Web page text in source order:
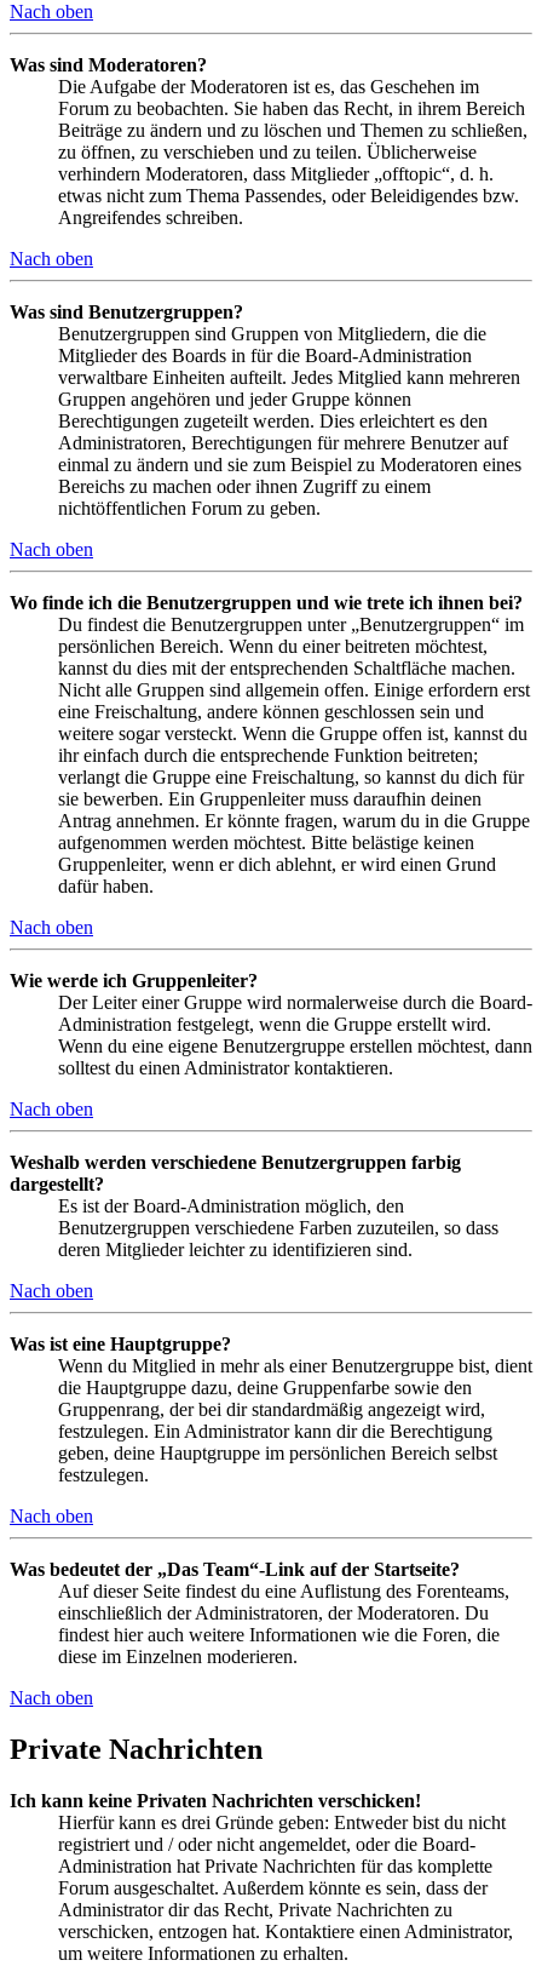
Nach oben
Was sind Moderatoren?
Die Aufgabe der Moderatoren ist es, das Geschehen im
Forum zu beobachten. Sie haben das Recht, in ihrem Bereich
Beiträge zu ändern und zu löschen und Themen zu schließen,
zu öffnen, zu verschieben und zu teilen. Üblicherweise
verhindern Moderatoren, dass Mitglieder „offtopic“, d. h.
etwas nicht zum Thema Passendes, oder Beleidigendes bzw.
Angreifendes schreiben.
Nach oben
Was sind Benutzergruppen?
Benutzergruppen sind Gruppen von Mitgliedern, die die
Mitglieder des Boards in für die Board-Administration
verwaltbare Einheiten aufteilt. Jedes Mitglied kann mehreren
Gruppen angehören und jeder Gruppe können
Berechtigungen zugeteilt werden. Dies erleichtert es den
Administratoren, Berechtigungen für mehrere Benutzer auf
einmal zu ändern und sie zum Beispiel zu Moderatoren eines
Bereichs zu machen oder ihnen Zugriff zu einem
nichtöffentlichen Forum zu geben.
Nach oben
Wo finde ich die Benutzergruppen und wie trete ich ihnen bei?
Du findest die Benutzergruppen unter „Benutzergruppen“ im
persönlichen Bereich. Wenn du einer beitreten möchtest,
kannst du dies mit der entsprechenden Schaltfläche machen.
Nicht alle Gruppen sind allgemein offen. Einige erfordern erst
eine Freischaltung, andere können geschlossen sein und
weitere sogar versteckt. Wenn die Gruppe offen ist, kannst du
ihr einfach durch die entsprechende Funktion beitreten;
verlangt die Gruppe eine Freischaltung, so kannst du dich für
sie bewerben. Ein Gruppenleiter muss daraufhin deinen
Antrag annehmen. Er könnte fragen, warum du in die Gruppe
aufgenommen werden möchtest. Bitte belästige keinen
Gruppenleiter, wenn er dich ablehnt, er wird einen Grund
dafür haben.
Nach oben
Wie werde ich Gruppenleiter?
Der Leiter einer Gruppe wird normalerweise durch die Board-
Administration festgelegt, wenn die Gruppe erstellt wird.
Wenn du eine eigene Benutzergruppe erstellen möchtest, dann
solltest du einen Administrator kontaktieren.
Nach oben
Weshalb werden verschiedene Benutzergruppen farbig
dargestellt?
Es ist der Board-Administration möglich, den
Benutzergruppen verschiedene Farben zuzuteilen, so dass
deren Mitglieder leichter zu identifizieren sind.
Nach oben
Was ist eine Hauptgruppe?
Wenn du Mitglied in mehr als einer Benutzergruppe bist, dient
die Hauptgruppe dazu, deine Gruppenfarbe sowie den
Gruppenrang, der bei dir standardmäßig angezeigt wird,
festzulegen. Ein Administrator kann dir die Berechtigung
geben, deine Hauptgruppe im persönlichen Bereich selbst
festzulegen.
Nach oben
Was bedeutet der „Das Team“-Link auf der Startseite?
Auf dieser Seite findest du eine Auflistung des Forenteams,
einschließlich der Administratoren, der Moderatoren. Du
findest hier auch weitere Informationen wie die Foren, die
diese im Einzelnen moderieren.
Nach oben
Private Nachrichten
Ich kann keine Privaten Nachrichten verschicken!
Hierfür kann es drei Gründe geben: Entweder bist du nicht
registriert und / oder nicht angemeldet, oder die Board-
Administration hat Private Nachrichten für das komplette
Forum ausgeschaltet. Außerdem könnte es sein, dass der
Administrator dir das Recht, Private Nachrichten zu
verschicken, entzogen hat. Kontaktiere einen Administrator,
um weitere Informationen zu erhalten.